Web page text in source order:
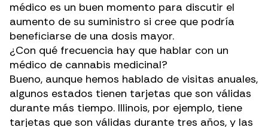
médico es un buen momento para discutir el
aumento de su suministro si cree que podría
beneficiarse de una dosis mayor.
¿Con qué frecuencia hay que hablar con un
médico de cannabis medicinal?
Bueno, aunque hemos hablado de visitas anuales,
algunos estados tienen tarjetas que son válidas
durante más tiempo. Illinois, por ejemplo, tiene
tarjetas que son válidas durante tres años, y las